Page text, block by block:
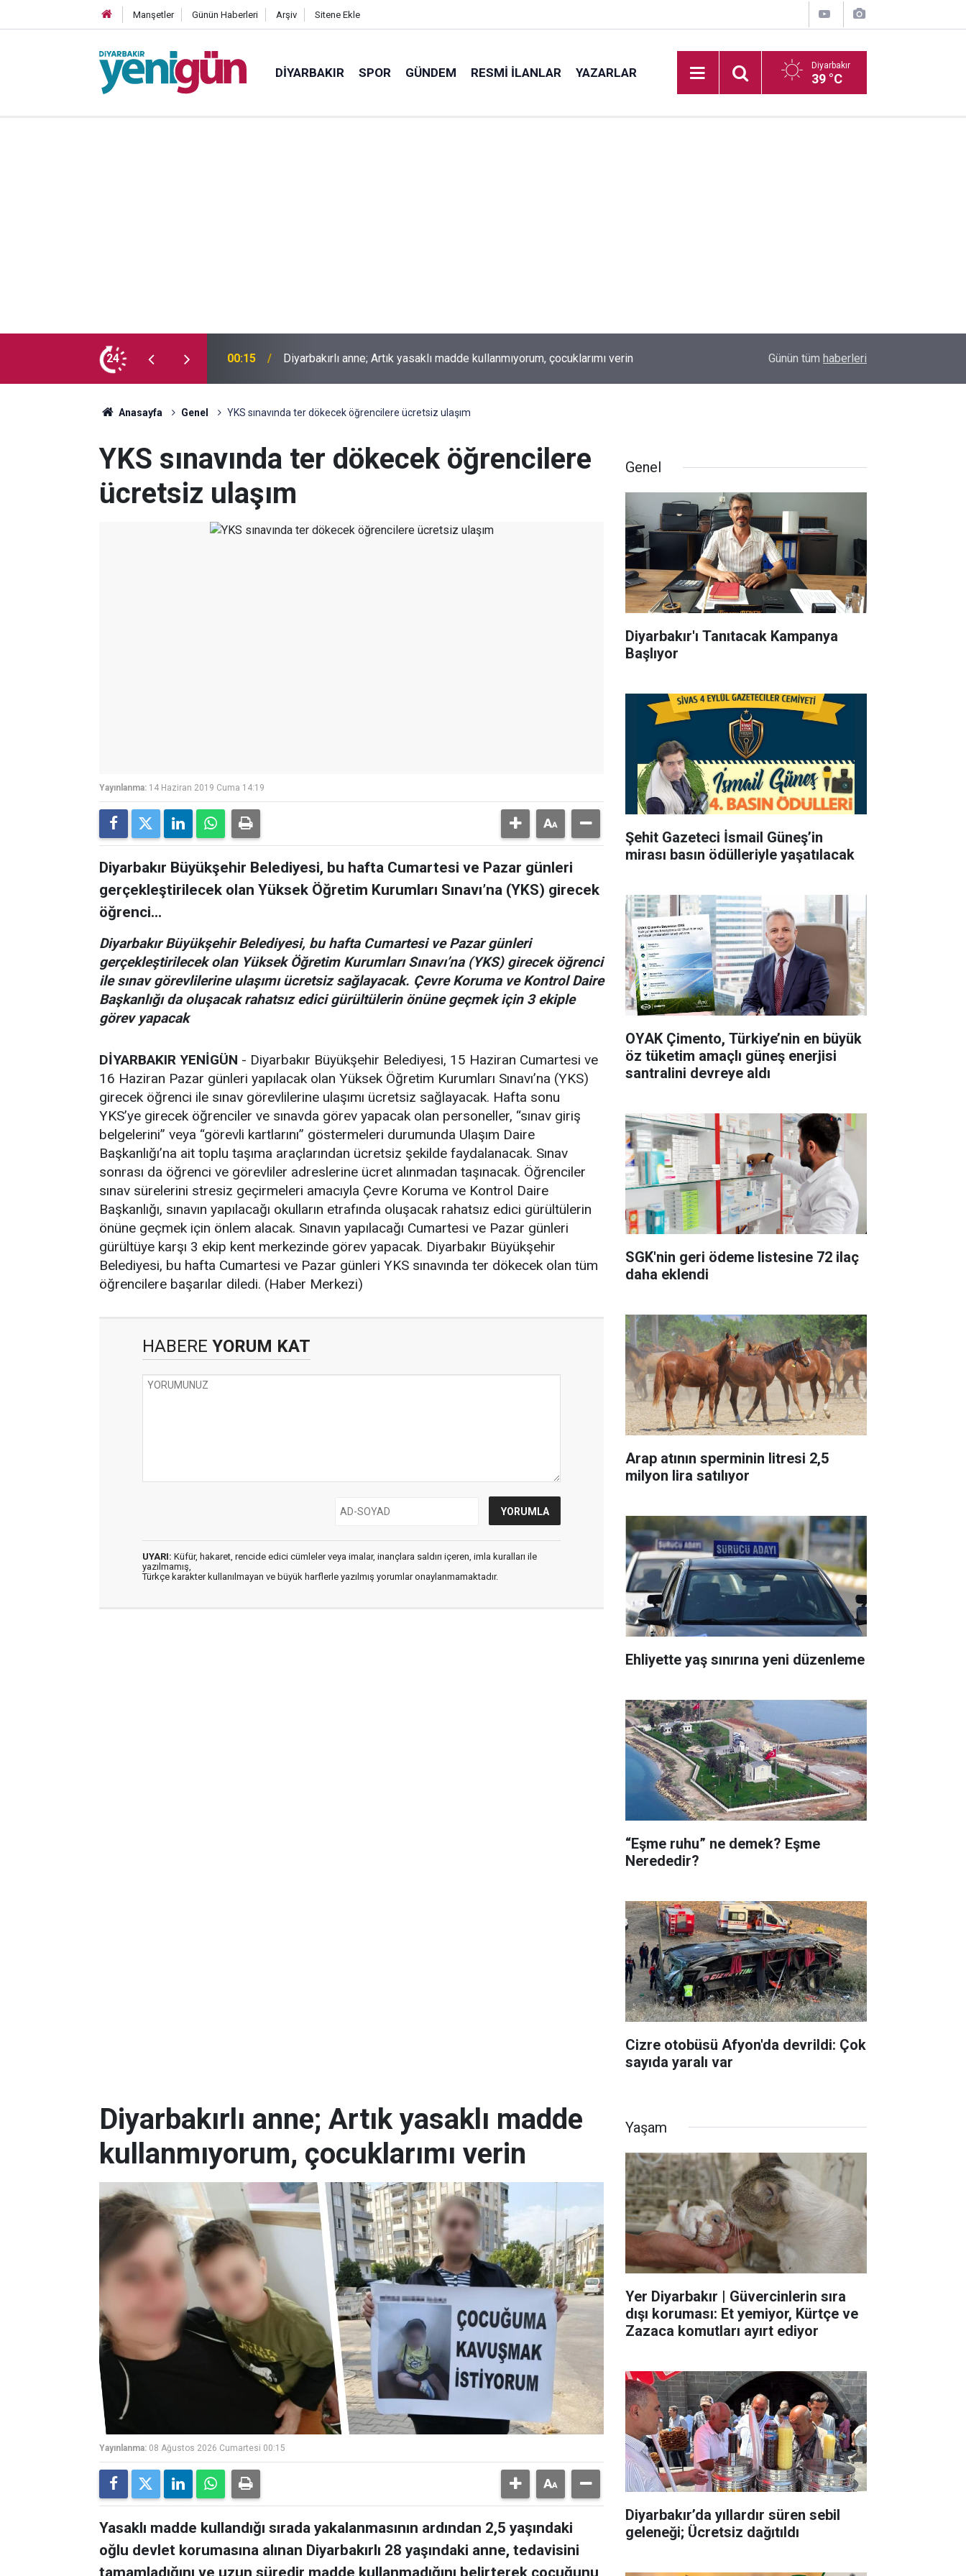
Manşetler Günün Haberleri Arşiv Sitene Ekle
DIYARBAKIR SPOR GÜNDEM RESMI İLANLAR YAZARLAR Diyarbakır
39 °C
24
kullanmıyorum, çocuklarımı verin 00:05 Mesut Çokur yazdı; Gelecek Yolda mı Kaldı? Barış Ünal yazdı; Silahlar susarsa gelecek
Günün tüm haberleri
Anasayfa Genel YKS sınavında ter dökecek öğrencilere ücretsiz ulaşım
YKS sınavında ter dökecek öğrencilere
ücretsiz ulaşım
Yayınlanma: 14 Haziran 2019 Cuma 14:19
Diyarbakır Büyükşehir Belediyesi, bu hafta Cumartesi ve Pazar günleri
gerçekleştirilecek olan Yüksek Öğretim Kurumları Sınavı’na (YKS) girecek
öğrenci...
Diyarbakır Büyükşehir Belediyesi, bu hafta Cumartesi ve Pazar günleri
gerçekleştirilecek olan Yüksek Öğretim Kurumları Sınavı’na (YKS) girecek öğrenci
ile sınav görevlilerine ulaşımı ücretsiz sağlayacak. Çevre Koruma ve Kontrol Daire
Başkanlığı da oluşacak rahatsız edici gürültülerin önüne geçmek için 3 ekiple
görev yapacak
DİYARBAKIR YENİGÜN - Diyarbakır Büyükşehir Belediyesi, 15 Haziran Cumartesi ve
16 Haziran Pazar günleri yapılacak olan Yüksek Öğretim Kurumları Sınavı’na (YKS)
girecek öğrenci ile sınav görevlilerine ulaşımı ücretsiz sağlayacak. Hafta sonu
YKS’ye girecek öğrenciler ve sınavda görev yapacak olan personeller, “sınav giriş
belgelerini” veya “görevli kartlarını” göstermeleri durumunda Ulaşım Daire
Başkanlığı’na ait toplu taşıma araçlarından ücretsiz şekilde faydalanacak. Sınav
sonrası da öğrenci ve görevliler adreslerine ücret alınmadan taşınacak. Öğrenciler
sınav sürelerini stresiz geçirmeleri amacıyla Çevre Koruma ve Kontrol Daire
Başkanlığı, sınavın yapılacağı okulların etrafında oluşacak rahatsız edici gürültülerin
önüne geçmek için önlem alacak. Sınavın yapılacağı Cumartesi ve Pazar günleri
gürültüye karşı 3 ekip kent merkezinde görev yapacak. Diyarbakır Büyükşehir
Belediyesi, bu hafta Cumartesi ve Pazar günleri YKS sınavında ter dökecek olan tüm
öğrencilere başarılar diledi. (Haber Merkezi)
HABERE YORUM KAT
UYARI: Küfür, hakaret, rencide edici cümleler veya imalar, inançlara saldırı içeren, imla kuralları ile
yazılmamış,
Türkçe karakter kullanılmayan ve büyük harflerle yazılmış yorumlar onaylanmamaktadır.
Genel
Diyarbakır'ı Tanıtacak Kampanya
Başlıyor
Şehit Gazeteci İsmail Güneş’in
mirası basın ödülleriyle yaşatılacak
OYAK Çimento, Türkiye’nin en büyük
öz tüketim amaçlı güneş enerjisi
santralini devreye aldı
SGK'nin geri ödeme listesine 72 ilaç
daha eklendi
Arap atının sperminin litresi 2,5
milyon lira satılıyor
Ehliyette yaş sınırına yeni düzenleme
“Eşme ruhu” ne demek? Eşme
Nerededir?
Cizre otobüsü Afyon'da devrildi: Çok
sayıda yaralı var
Diyarbakırlı anne; Artık yasaklı madde
kullanmıyorum, çocuklarımı verin
Yayınlanma: 08 Ağustos 2026 Cumartesi 00:15
Yasaklı madde kullandığı sırada yakalanmasının ardından 2,5 yaşındaki
oğlu devlet korumasına alınan Diyarbakırlı 28 yaşındaki anne, tedavisini
tamamladığını ve uzun süredir madde kullanmadığını belirterek çocuğunu
Yaşam
Yer Diyarbakır | Güvercinlerin sıra
dışı koruması: Et yemiyor, Kürtçe ve
Zazaca komutları ayırt ediyor
Diyarbakır’da yıllardır süren sebil
geleneği; Ücretsiz dağıtıldı